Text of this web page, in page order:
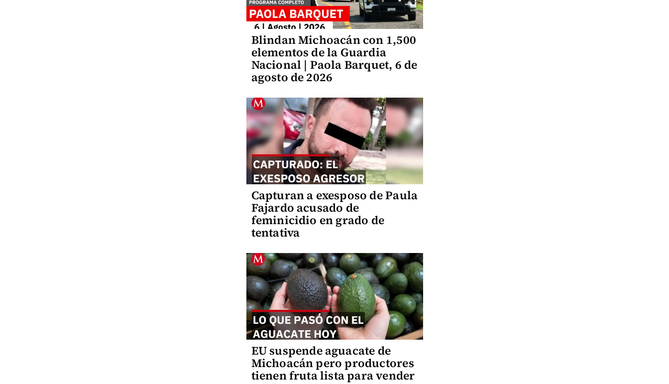
Blindan Michoacán con 1,500
elementos de la Guardia
Nacional | Paola Barquet, 6 de
agosto de 2026
Capturan a exesposo de Paula
Fajardo acusado de
feminicidio en grado de
tentativa
EU suspende aguacate de
Michoacán pero productores
tienen fruta lista para vender